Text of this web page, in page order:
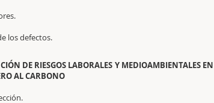
los defectos.
DE RIESGOS LABORALES Y MEDIOAMBIENTALES EN
AL CARBONO